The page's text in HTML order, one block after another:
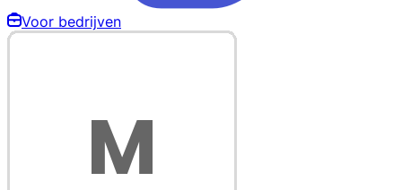
Voor bedrijven